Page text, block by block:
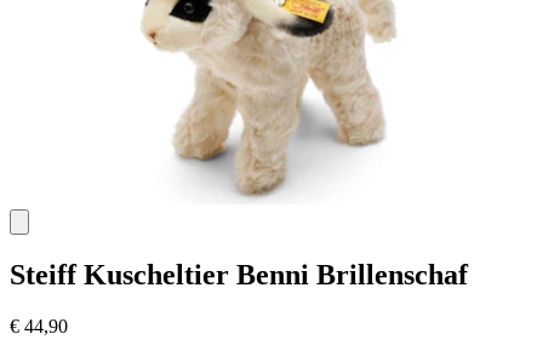
Steiff Kuscheltier Benni Brillenschaf
€ 44,90